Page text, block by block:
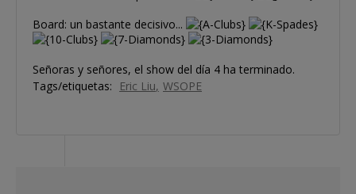
Board: un bastante decisivo...
Señoras y señores, el show del día 4 ha terminado.
Tags/etiquetas:
Eric Liu WSOPE